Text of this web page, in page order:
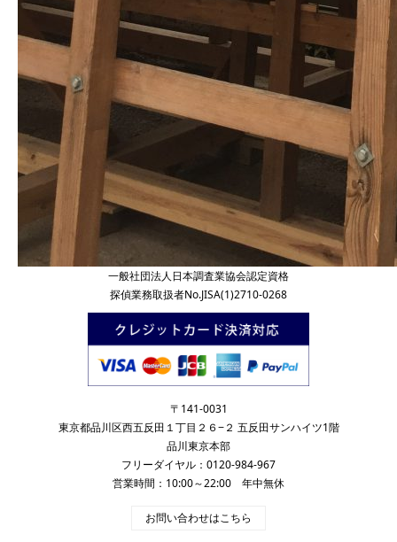
一般社団法人日本調査業協会認定資格
探偵業務取扱者No.JISA(1)2710-0268
〒141-0031
東京都品川区西五反田１丁目２６−２ 五反田サンハイツ1階
品川東京本部
フリーダイヤル：0120-984-967
営業時間：10:00～22:00 年中無休
お問い合わせはこちら